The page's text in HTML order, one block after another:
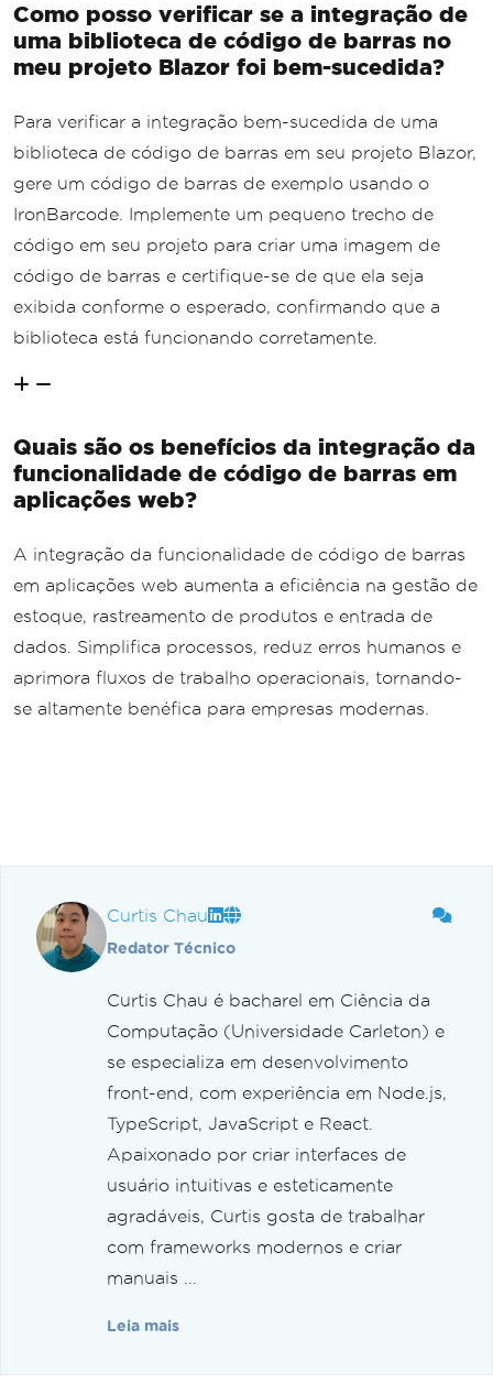
Como posso verificar se a integração de
uma biblioteca de código de barras no
meu projeto Blazor foi bem-sucedida?
Para verificar a integração bem-sucedida de uma
biblioteca de código de barras em seu projeto Blazor,
gere um código de barras de exemplo usando o
IronBarcode. Implemente um pequeno trecho de
código em seu projeto para criar uma imagem de
código de barras e certifique-se de que ela seja
exibida conforme o esperado, confirmando que a
biblioteca está funcionando corretamente.
Quais são os benefícios da integração da
funcionalidade de código de barras em
aplicações web?
A integração da funcionalidade de código de barras
em aplicações web aumenta a eficiência na gestão de
estoque, rastreamento de produtos e entrada de
dados. Simplifica processos, reduz erros humanos e
aprimora fluxos de trabalho operacionais, tornando-
se altamente benéfica para empresas modernas.
Curtis Chau
Redator Técnico
Curtis Chau é bacharel em Ciência da
Computação (Universidade Carleton) e
se especializa em desenvolvimento
front-end, com experiência em Node.js,
TypeScript, JavaScript e React.
Apaixonado por criar interfaces de
usuário intuitivas e esteticamente
agradáveis, Curtis gosta de trabalhar
com frameworks modernos e criar
manuais ...
Leia mais